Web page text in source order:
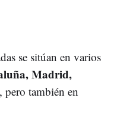
se sitúan en varios
Madrid,
, pero también en